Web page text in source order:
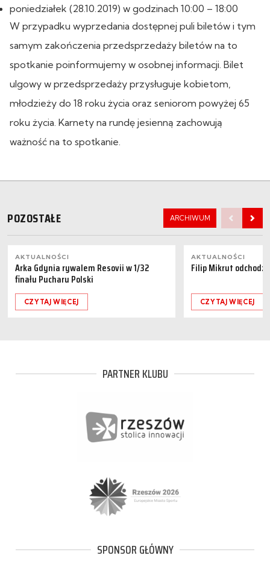
poniedziałek (28.10.2019) w godzinach 10:00 – 18:00
W przypadku wyprzedania dostępnej puli biletów i tym
samym zakończenia przedsprzedaży biletów na to
spotkanie poinformujemy w osobnej informacji. Bilet
ulgowy w przedsprzedaży przysługuje kobietom,
młodzieży do 18 roku życia oraz seniorom powyżej 65
roku życia. Karnety na rundę jesienną zachowują
ważność na to spotkanie.
POZOSTAŁE ARCHIWUM
AKTUALNOŚCI
Arka Gdynia rywalem Resovii w 1/32
finału Pucharu Polski
CZYTAJ WIĘCEJ
AKTUALNOŚCI
Filip Mikrut
CZYTAJ WIĘCEJ
PARTNER KLUBU
SPONSOR GŁÓWNY